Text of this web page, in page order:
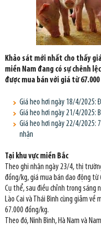
Khảo sát mới nhất cho thấy
miền Nam đang có sự chênh
được mua bán với giá từ
Giá heo hơi ngày 18/4/2025:
Giá heo hơi ngày 21/4/2025:
Giá heo hơi ngày 22/4/2025:
nhận
Tại khu vực miền Bắc
Theo ghi nhận ngày 23/4, thị
đồng/kg, giá mua bán dao động từ
Cụ thể, sau điều chỉnh trong sáng
Lào Cai và Thái Bình cùng giảm về
67.000 đồng/kg.
Theo đó, Ninh Bình, Hà Nam và